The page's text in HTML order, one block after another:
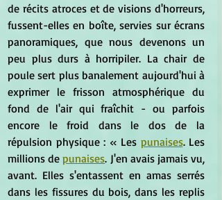
de récits atroces et de visions d'horreurs,
fussent-elles en boîte, servies sur écrans
panoramiques, que nous devenons un
peu plus durs à horripiler. La chair de
poule sert plus banalement aujourd'hui à
exprimer le frisson atmosphérique du
fond de l'air qui fraîchit - ou parfois
encore le froid dans le dos de la
répulsion physique : « Les punaises. Les
millions de punaises. J'en avais jamais vu,
avant. Elles s'entassent en amas serrés
dans les fissures du bois, dans les replis